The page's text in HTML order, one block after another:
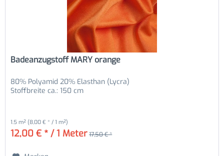
Badeanzugstoff MARY orange
80% Polyamid 20% Elasthan (Lycra)
Stoffbreite ca.: 150 cm
1.5 m² (8,00 € * / 1 m²)
12,00 € * / 1 Meter 17,50 € *